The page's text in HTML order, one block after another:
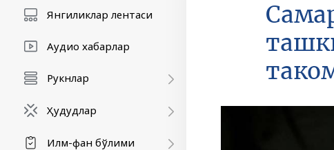
Янгиликлар лентаси
Аудио хабарлар
Рукнлар
Ҳудудлар
Илм-фан бўлими